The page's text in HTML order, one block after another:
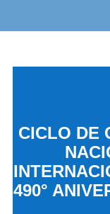
CICLO DE
490°